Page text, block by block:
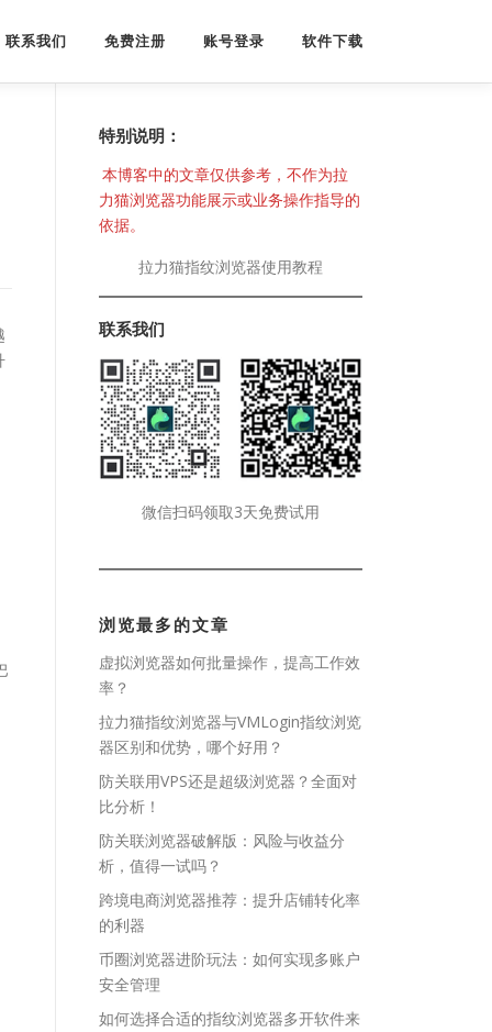
联系我们 免费注册 账号登录 软件下载
特别说明：
本博客中的文章仅供参考，不作为拉
力猫浏览器功能展示或业务操作指导的
依据。
拉力猫指纹浏览器使用教程
联系我们
微信扫码领取3天免费试用
浏览最多的文章
虚拟浏览器如何批量操作，提高工作效
率？
拉力猫指纹浏览器与VMLogin指纹浏览
器区别和优势，哪个好用？
防关联用VPS还是超级浏览器？全面对
比分析！
防关联浏览器破解版：风险与收益分
析，值得一试吗？
跨境电商浏览器推荐：提升店铺转化率
的利器
币圈浏览器进阶玩法：如何实现多账户
安全管理
如何选择合适的指纹浏览器多开软件来